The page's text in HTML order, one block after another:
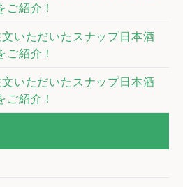
紹介！
いただいたスナップ日本酒
紹介！
いただいたスナップ日本酒
紹介！